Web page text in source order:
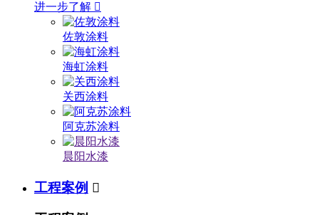
进一步了解 
佐敦涂料
海虹涂料
关西涂料
阿克苏涂料
晨阳水漆
工程案例 